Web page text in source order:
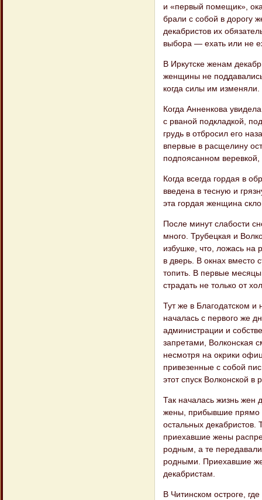
и «первый помещик»,
брали с собой в дорогу
декабристов их
выбора — ехать или не
В Иркутске женам
женщины не
когда силы им
Когда Анненкова
с рваной подкладкой,
грудь в отбросил его
впервые в расщелину
подпоясанном
Когда всегда гордая в
введена в тесную и
эта гордая женщина
После минут слабости
много. Трубецкая и
избушке, что, ложась на
в дверь. В окнах вместо
топить. В первые
страдать не только от
Тут же в Благодатском и
началась с первого же
администрации и
запретами, Волконская
несмотря на окрики
привезенные с собой
этот спуск Волконской
Так началась жизнь жен
жены, прибывшие прямо
остальных
приехавшие жены
родным, а те передавали
родными. Приехавшие
декабристам.
В Читинском остроге,